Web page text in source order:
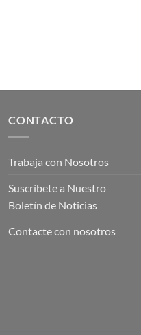
CONTACTO
Trabaja con Nosotros
Suscríbete a Nuestro
Boletín de Noticias
Contacte con nosotros